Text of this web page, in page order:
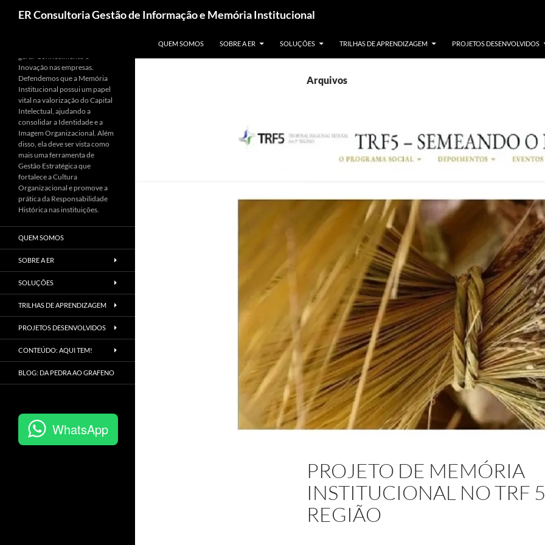
ER Consultoria Gestão de Informação e Memória Institucional
QUEM SOMOS
SOBRE A ER SOLUÇÕES TRILHAS DE APRENDIZAGEM PROJETOS DESENVOLVIDOS
Arquivos
PROJETO DE MEMÓRIA
INSTITUCIONAL NO TRF
REGIÃO
gerar Conhecimento e
Inovação nas empresas.
Defendemos que a Memória
Institucional possui um papel
vital na valorização do Capital
Intelectual, ajudando a
consolidar a Identidade e a
Imagem Organizacional. Além
disso, ela deve ser vista como
mais uma ferramenta de
Gestão Estratégica que
fortalece a Cultura
Organizacional e promove a
prática da Responsabilidade
Histórica nas instituições.
QUEM SOMOS
SOBRE A ER
SOLUÇÕES
TRILHAS DE APRENDIZAGEM
PROJETOS DESENVOLVIDOS
CONTEÚDO: AQUI TEM!
BLOG: DA PEDRA AO GRAFENO
WhatsApp